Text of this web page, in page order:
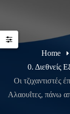
Home
0. Διεθνείς
Οι τζιχαντιστές
Αλαουΐτες, πάνω